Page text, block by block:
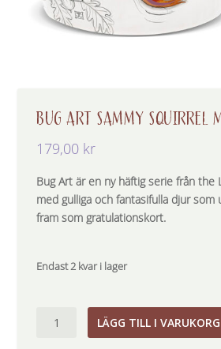
BUG ART SAMMY SQUIRREL
179,00 kr
Bug Art är en ny häftig serie från the
med gulliga och fantasifulla djur som
fram som gratulationskort.
Endast 2 kvar i lager
Bug
LÄGG TILL I VARUKORG